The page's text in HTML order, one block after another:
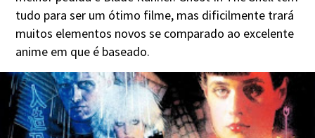
tudo para ser um ótimo filme, mas dificilmente trará
muitos elementos novos se comparado ao excelente
anime em que é baseado.